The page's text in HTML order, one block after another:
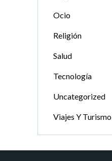
Ocio
Religión
Salud
Tecnología
Uncategorized
Viajes Y Turismo